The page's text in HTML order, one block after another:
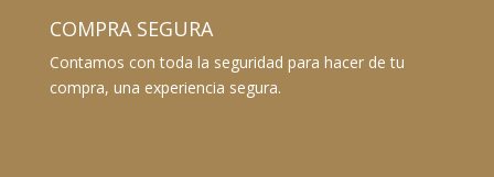
COMPRA SEGURA
Contamos con toda la seguridad para hacer de tu
compra, una experiencia segura.